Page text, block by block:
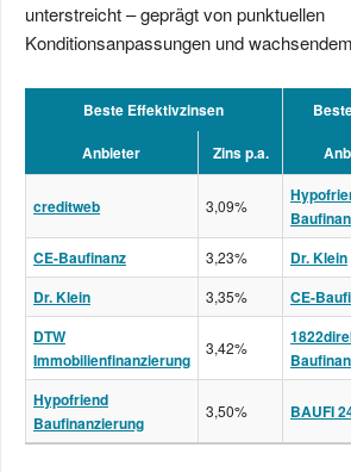
unterstreicht – geprägt von punktuellen
Konditionsanpassungen und
Beste Effektivzinsen
Anbieter
Zins p.a.
creditweb 3,09%
CE-Baufinanz 3,23% Dr. Klein
Dr. Klein 3,35% CE-
DTW
Immobilienfinanzierung
3,42%
Hypofriend
Baufinanzierung
3,50% BAUFI